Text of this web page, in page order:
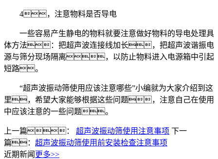
4，注意物料是否导电
一些容易产生静电的物料就要注意做好物料的导电处理具
体方法：把超声波连接线加长，把超声波谐振电
源与筛分现场隔离，以防止物料进入电源箱中引起
短路。
“超声波振动筛使用应该注意哪些”小编就为大家介绍到这
里，希望大家能够根据这些问题，注意自己在使用
中应该注意的一些问题。
上一篇： 超声波振动筛使用注意事项 下一
篇： 超声波振动筛使用前安装检查注意事项
近期新闻 更多>>